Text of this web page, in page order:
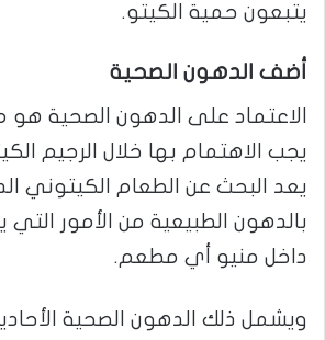
يتبعون حمية الكيتو.
أضف الدهون الصحية
الاعتماد على الدهون الصحية هو
يجب الاهتمام بها خلال الرجيم
يعد البحث عن الطعام الكيتوني
بالدهون الطبيعية من الأمور
داخل منيو أي مطعم.
ويشمل ذلك الدهون الصحية